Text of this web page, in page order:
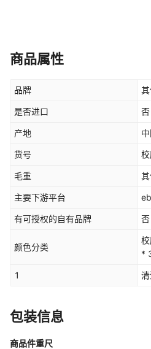
商品属性
品牌
是否进口 否
产地
货号
毛重
主要下游平台
有可授权的自有品牌 否
颜色分类
*
1
包装信息
商品件重尺